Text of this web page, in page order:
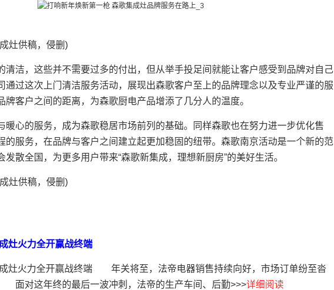
灶供稿，侵删)
洁，这些并不需要过多的付出，但从举手投足间就能让客户感受到品牌对自己
通过这次上门清洁服务活动，展现出森歌客户至上的品牌理念以及专业严谨的服
牌客户之间的距离，为森歌厨电产品增添了几分人的温度。
心的服务，成为森歌稳居市场前列的基础。同样森歌也在努力进一步优化售
的服务，在品牌与客户之间建立起更加稳固的纽带。森歌南京活动是一个新的范
散全国，为更多用户带来“森歌新集成，理想新厨房”的美好生活。
灶供稿，侵删)
灶火力全开赢战终端
火力全开赢战终端 年关将至，法帝电器销售持续向好，市场订单纷至沓
面对这年终的最后一波冲刺，法帝的生产车间、后勤>>>详细阅读